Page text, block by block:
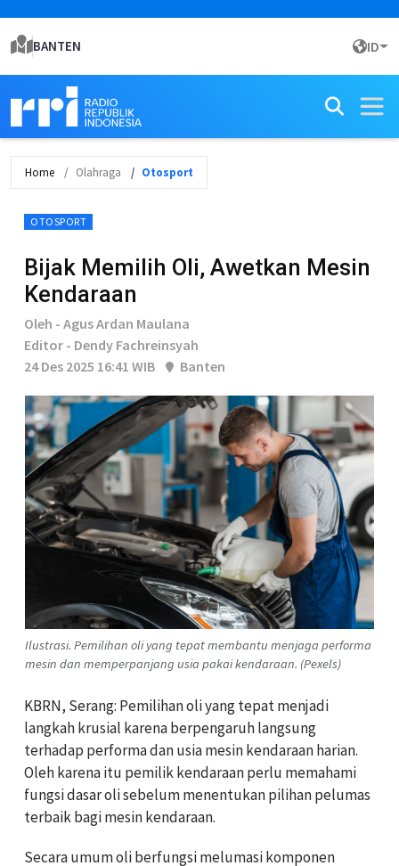
BANTEN ID
Home Olahraga Otosport
OTOSPORT
Bijak Memilih Oli, Awetkan Mesin
Kendaraan
Oleh - Agus Ardan Maulana
Editor - Dendy Fachreinsyah
24 Des 2025 16:41 WIB
Banten
Ilustrasi. Pemilihan oli yang tepat membantu menjaga performa
mesin dan memperpanjang usia pakai kendaraan. (Pexels)
KBRN, Serang: Pemilihan oli yang tepat menjadi
langkah krusial karena berpengaruh langsung
terhadap performa dan usia mesin kendaraan harian.
Oleh karena itu pemilik kendaraan perlu memahami
fungsi dasar oli sebelum menentukan pilihan pelumas
terbaik bagi mesin kendaraan.
Secara umum oli berfungsi melumasi komponen